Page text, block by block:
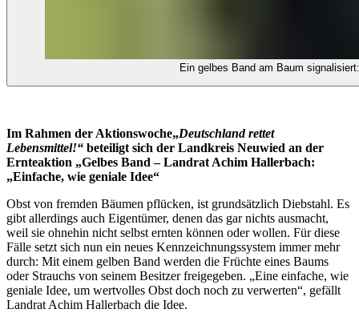
Ein gelbes Band am Baum
Im Rahmen der Aktionswoche„Deutschland rettet
Lebensmittel!“ beteiligt sich der Landkreis Neuwied an der
Ernteaktion „Gelbes Band – Landrat Achim Hallerbach:
„Einfache, wie geniale Idee“
Obst von fremden Bäumen pflücken, ist grundsätzlich Diebstahl. Es
gibt allerdings auch Eigentümer, denen das gar nichts ausmacht,
weil sie ohnehin nicht selbst ernten können oder wollen. Für diese
Fälle setzt sich nun ein neues Kennzeichnungssystem immer mehr
durch: Mit einem gelben Band werden die Früchte eines Baums
oder Strauchs von seinem Besitzer freigegeben. „Eine einfache, wie
geniale Idee, um wertvolles Obst doch noch zu verwerten“, gefällt
Landrat Achim Hallerbach die Idee.